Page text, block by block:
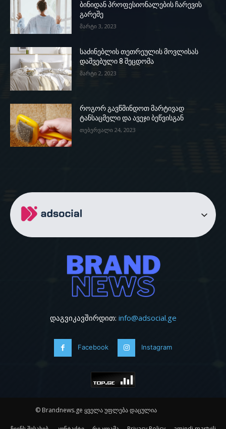
ბინიდან პროფესიონალების ჩარევის
გარეშე
მარტი 3, 2023
საძინებლის თეთრეულის მოვლისას
დაშვებული 8 შეცდომა
მარტი 2, 2023
როგორ გავწმინდოთ მარტივად
ტანსაცმელი და ავეჯი ბეწვისგან
თებერვალი 24, 2023
დაგვიკავშირდით: info@adsocial.ge
Facebook Instagram
© Brandnews.ge ყველა უფლება დაცულია